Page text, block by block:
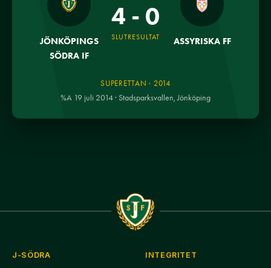
JÖNKÖPINGS
SÖDRA IF
4 - 0
SLUTRESULTAT ASSYRISKA FF
SUPERETTAN · 2014
%A 19 juli 2014 · Stadsparksvallen, Jönköping
J-SÖDRA INTEGRITET